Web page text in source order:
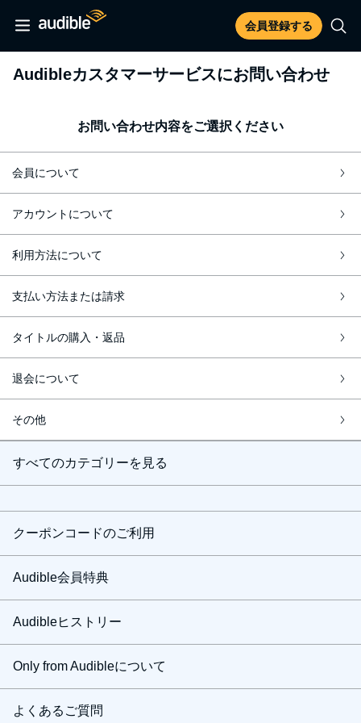
会員登録する
Audibleカスタマーサービスにお問い合わせ
お問い合わせ内容をご選択ください
会員について
アカウントについて
利用方法について
支払い方法または請求
タイトルの購入・返品
退会について
その他
すべてのカテゴリーを見る
クーポンコードのご利用
Audible会員特典
Audibleヒストリー
Only from Audibleについて
よくあるご質問